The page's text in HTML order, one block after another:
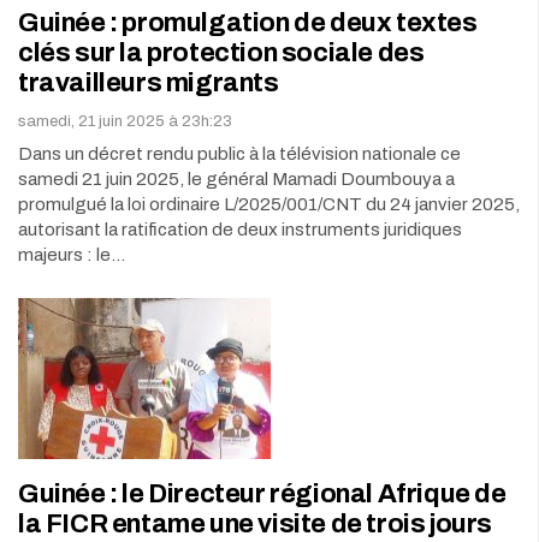
Guinée : promulgation de deux textes
clés sur la protection sociale des
travailleurs migrants
samedi, 21 juin 2025 à 23h:23
Dans un décret rendu public à la télévision nationale ce
samedi 21 juin 2025, le général Mamadi Doumbouya a
promulgué la loi ordinaire L/2025/001/CNT du 24 janvier 2025,
autorisant la ratification de deux instruments juridiques
majeurs : le…
Guinée : le Directeur régional Afrique de
la FICR entame une visite de trois jours